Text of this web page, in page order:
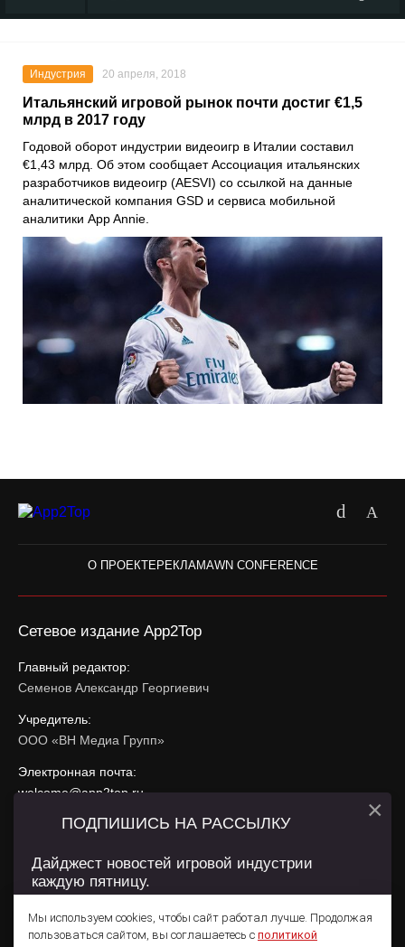
Индустрия 20 апреля, 2018
Итальянский игровой рынок почти достиг €1,5
млрд в 2017 году
Годовой оборот индустрии видеоигр в Италии составил
€1,43 млрд. Об этом сообщает Ассоциация итальянских
разработчиков видеоигр (AESVI) со ссылкой на данные
аналитической компания GSD и сервиса мобильной
аналитики App Annie.
О ПРОЕКТЕРЕКЛАМАWN CONFERENCE
Сетевое издание App2Top
Главный редактор:
Семенов Александр Георгиевич
Учредитель:
ООО «ВН Медиа Групп»
Электронная почта:
welcome@app2top.ru
При использовании материалов активная ссылка на
Сайт использует IP адреса, cookie, данные геолокации
использования содержатся вПолитике конфиденциальностии
Пользовательском соглашении .
Мы используем cookies, чтобы сайт работал лучше. Продолжая
пользоваться сайтом, вы соглашаетесь с политикой
ПОДПИШИСЬ НА РАССЫЛКУ
Дайджест новостей игровой индустрии
каждую пятницу.
×